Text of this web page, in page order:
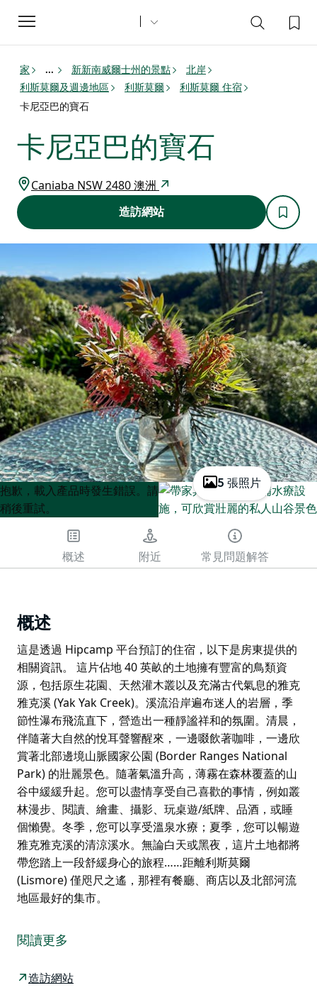
Toggle
navigation
家 ... 新新南威爾士州的景點
北岸
利斯莫爾及週邊地區
利斯莫爾
利斯莫爾 住宿
卡尼亞巴的寶石
卡尼亞巴的寶石
Caniaba NSW 2480 澳洲
造訪網站
5 張照片
Product
List
Product
List
抱歉，載入產品時發生錯誤。請
稍後重試。
概述 附近 常見問題解答
概述
這是透過 Hipcamp 平台預訂的住宿，以下是房東提供的
相關資訊。 這片佔地 40 英畝的土地擁有豐富的鳥類資
源，包括原生花園、天然灌木叢以及充滿古代氣息的雅克
雅克溪 (Yak Yak Creek)。溪流沿岸遍布迷人的岩層，季
節性瀑布飛流直下，營造出一種靜謐祥和的氛圍。清晨，
伴隨著大自然的悅耳聲響醒來，一邊啜飲著咖啡，一邊欣
賞著北部邊境山脈國家公園 (Border Ranges National
Park) 的壯麗景色。隨著氣溫升高，薄霧在森林覆蓋的山
谷中緩緩升起。您可以盡情享受自己喜歡的事情，例如叢
林漫步、閱讀、繪畫、攝影、玩桌遊/紙牌、品酒，或睡
個懶覺。冬季，您可以享受溫泉水療；夏季，您可以暢遊
雅克雅克溪的清涼溪水。無論白天或黑夜，這片土地都將
帶您踏上一段舒緩身心的旅程……距離利斯莫爾
(Lismore) 僅咫尺之遙，那裡有餐廳、商店以及北部河流
地區最好的集市。
相關資訊。
花園、天然灌木叢以及充滿古代氣息的雅克雅克溪 (Yak
閱讀更多
造訪網站